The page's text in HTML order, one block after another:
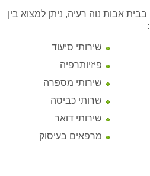
אבות נוה רעיה, ניתן למצוא בין
שירותי סיעוד
פיזיותרפיה
שירותי מספרה
שרותי כביסה
שירותי דואר
מרפאים בעיסוק